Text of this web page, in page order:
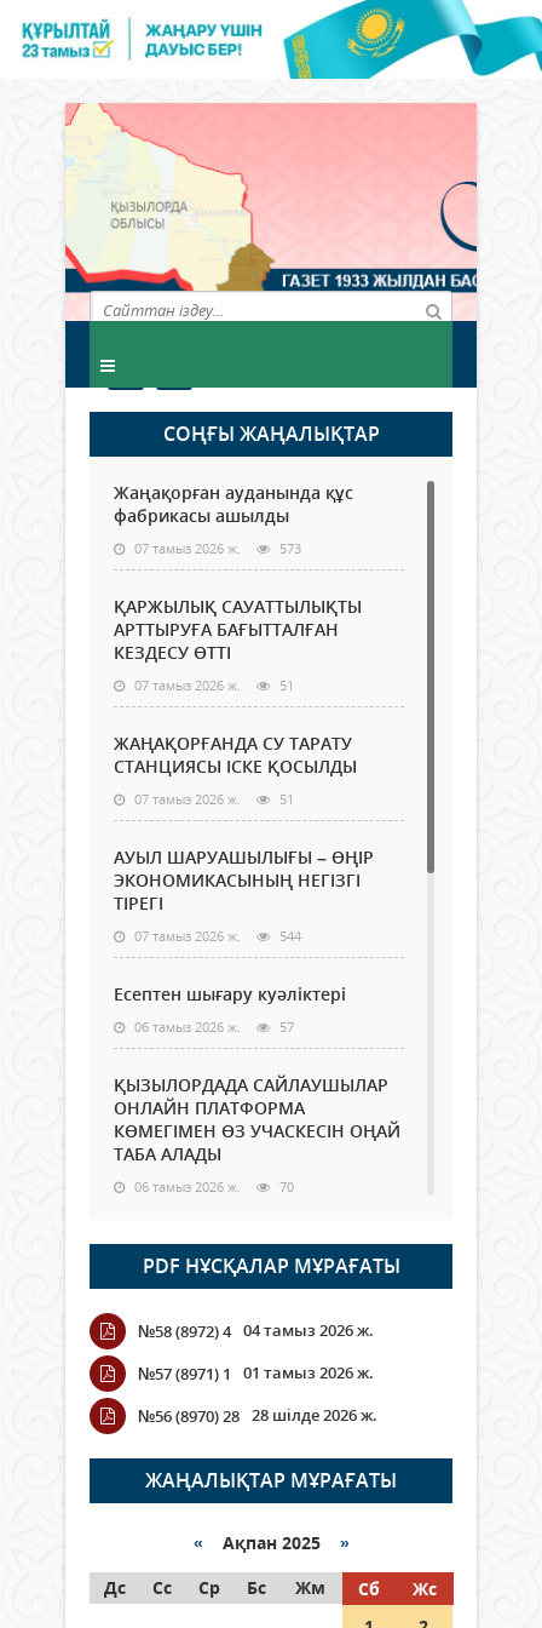
СОҢҒЫ ЖАҢАЛЫҚТАР
Жаңақорған ауданында құс
фабрикасы ашылды
07 тамыз 2026 ж. 573
ҚАРЖЫЛЫҚ САУАТТЫЛЫҚТЫ
АРТТЫРУҒА БАҒЫТТАЛҒАН
КЕЗДЕСУ ӨТТІ
07 тамыз 2026 ж. 51
ЖАҢАҚОРҒАНДА СУ ТАРАТУ
СТАНЦИЯСЫ ІСКЕ ҚОСЫЛДЫ
07 тамыз 2026 ж. 51
АУЫЛ ШАРУАШЫЛЫҒЫ – ӨҢІР
ЭКОНОМИКАСЫНЫҢ НЕГІЗГІ
ТІРЕГІ
07 тамыз 2026 ж. 544
Есептен шығару куәліктері
06 тамыз 2026 ж. 57
ҚЫЗЫЛОРДАДА САЙЛАУШЫЛАР
ОНЛАЙН ПЛАТФОРМА
КӨМЕГІМЕН ӨЗ УЧАСКЕСІН ОҢАЙ
ТАБА АЛАДЫ
06 тамыз 2026 ж. 70
Open Air: Қызылорда облысы
полиция департаменті 20
мыңнан астам көрерменнің
қауіпсіздігін қамтамасыз етті
06 тамыз 2026 ж.
Wi-Fi ҚАБЫРҒА АРҚЫЛЫ ҚАЛАЙ
ӨТЕДІ?
06 тамыз 2026 ж. 252
граждане Казахстана,
05 тамыз 2026 ж. 131
PDF НҰСҚАЛАР МҰРАҒАТЫ
№58 (8972) 4 04 тамыз 2026 ж.
№57 (8971) 1
01 тамыз 2026 ж.
№56 (8970) 28 28 шілде 2026 ж.
ЖАҢАЛЫҚТАР МҰРАҒАТЫ
« Ақпан 2025 »
Дс
Сс Ср Бс Жм Сб
Жс